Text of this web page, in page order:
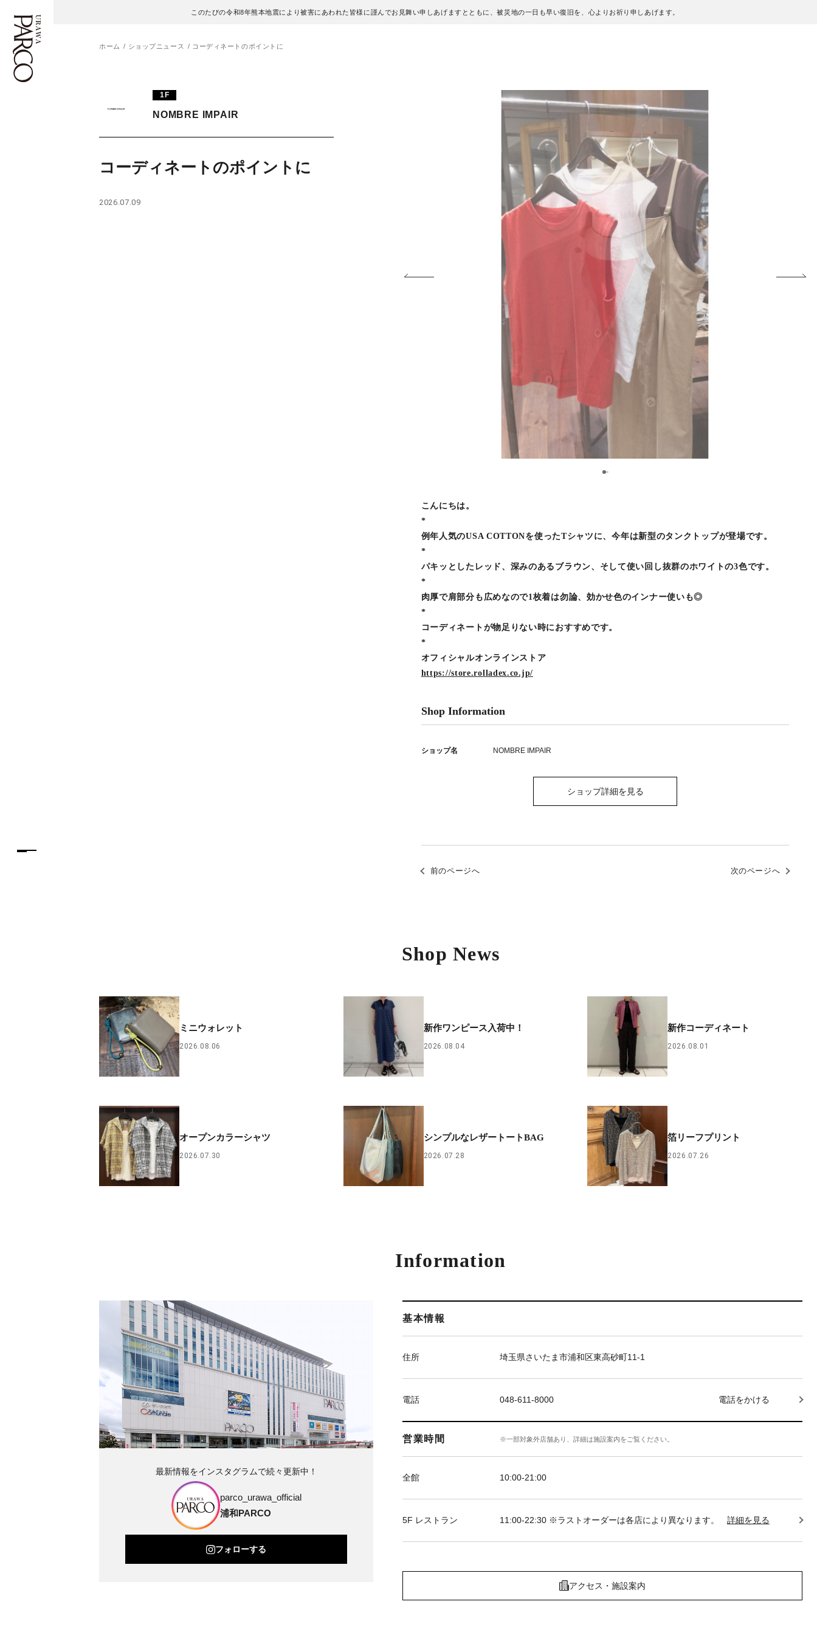
このたびの令和8年熊本地震により被害にあわれた皆様に謹んでお見舞い申しあげますとともに、被災地の一日も早い復旧を、心よりお祈り申しあげます。
施設案内・アクセス
ホーム ショップニュース コーディネートのポイントに
1F
NOMBRE IMPAIR
コーディネートのポイントに
2026.07.09
12
こんにちは。
*
例年人気のUSA COTTONを使ったTシャツに、今年は新型のタンクトップが登場です。
*
パキッとしたレッド、深みのあるブラウン、そして使い回し抜群のホワイトの3色です。
*
肉厚で肩部分も広めなので1枚着は勿論、効かせ色のインナー使いも◎
*
コーディネートが物足りない時におすすめです。
*
オフィシャルオンラインストア
https://store.rolladex.co.jp/
Shop Information
ショップ名 NOMBRE IMPAIR
ショップ詳細を見る
前のページへ 次のページへ
Shop News
ミニウォレット
2026.08.06
新作ワンピース入荷中！
2026.08.04
新作コーディネート
2026.08.01
オープンカラーシャツ
2026.07.30
シンプルなレザートートBAG
2026.07.28
箔リーフプリント
2026.07.26
Information
基本情報
住所 埼玉県さいたま市浦和区東高砂町11-1
電話 048-611-8000 電話をかける
営業時間 ※一部対象外店舗あり、詳細は施設案内をご覧ください。
全館 10:00‐21:00
5F レストラン 11:00-22:30 ※ラストオーダーは各店により異なります。 詳細を見る
アクセス・施設案内
最新情報をインスタグラムで続々更新中！
parco_urawa_official
浦和PARCO
フォローする